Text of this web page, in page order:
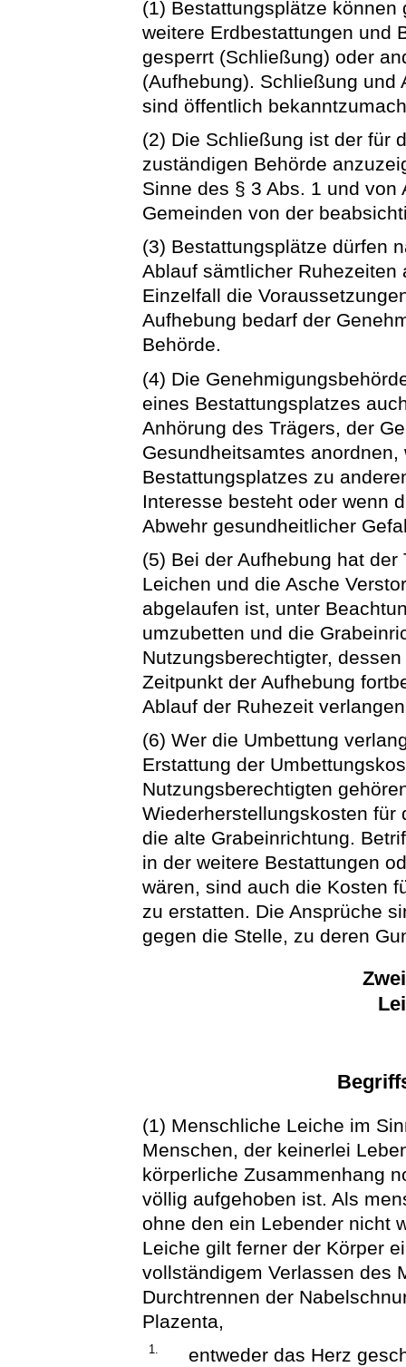
(1) Bestattungsplätze
weitere Erdbestattungen und
gesperrt (Schließung) oder
(Aufhebung). Schließung und
sind öffentlich
(2) Die Schließung ist der für
zuständigen Behörde
Sinne des § 3 Abs. 1 und
Gemeinden von der
(3) Bestattungsplätze dürfen
Ablauf sämtlicher
Einzelfall die
Aufhebung bedarf der
Behörde.
(4) Die
eines Bestattungsplatzes
Anhörung des Trägers, der
Gesundheitsamtes
Bestattungsplatzes zu
Interesse besteht oder wenn
Abwehr gesundheitlicher
(5) Bei der Aufhebung hat
Leichen und die Asche
abgelaufen ist, unter
umzubetten und die
Nutzungsberechtigter,
Zeitpunkt der Aufhebung
Ablauf der Ruhezeit
(6) Wer die Umbettung
Erstattung der
Nutzungsberechtigten
Wiederherstellungskosten für
die alte Grabeinrichtung.
in der weitere Bestattungen
wären, sind auch die Kosten
zu erstatten. Die Ansprüche
gegen die Stelle, zu deren
(1) Menschliche Leiche im
Menschen, der keinerlei
körperliche Zusammenhang
völlig aufgehoben ist. Als
ohne den ein Lebender nicht
Leiche gilt ferner der Körper
vollständigem Verlassen des
Durchtrennen der
Plazenta,
1.
entweder das Herz